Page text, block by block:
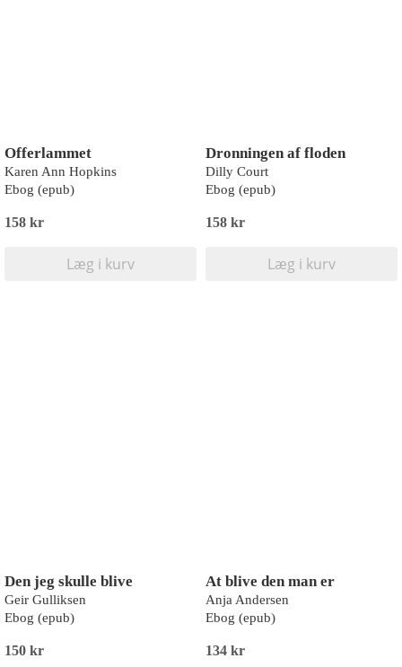
Offerlammet
Karen Ann Hopkins
Ebog (epub)
158 kr
Læg i kurv
Dronningen af floden
Dilly Court
Ebog (epub)
158 kr
Læg i kurv
Den jeg skulle blive
Geir Gulliksen
Ebog (epub)
150 kr
At blive den man er
Anja Andersen
Ebog (epub)
134 kr